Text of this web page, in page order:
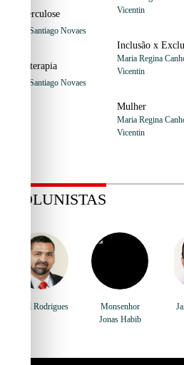
Tuberculose
Jairo Santiago Novaes
Soroterapia
Jairo Santiago Novaes
Vicentin
Inclusão x
Maria Regina
Vicentin
Mulher
Maria Regina
Vicentin
COLUNISTAS
Vercil Rodrigues
Monsenhor
Jonas Habib